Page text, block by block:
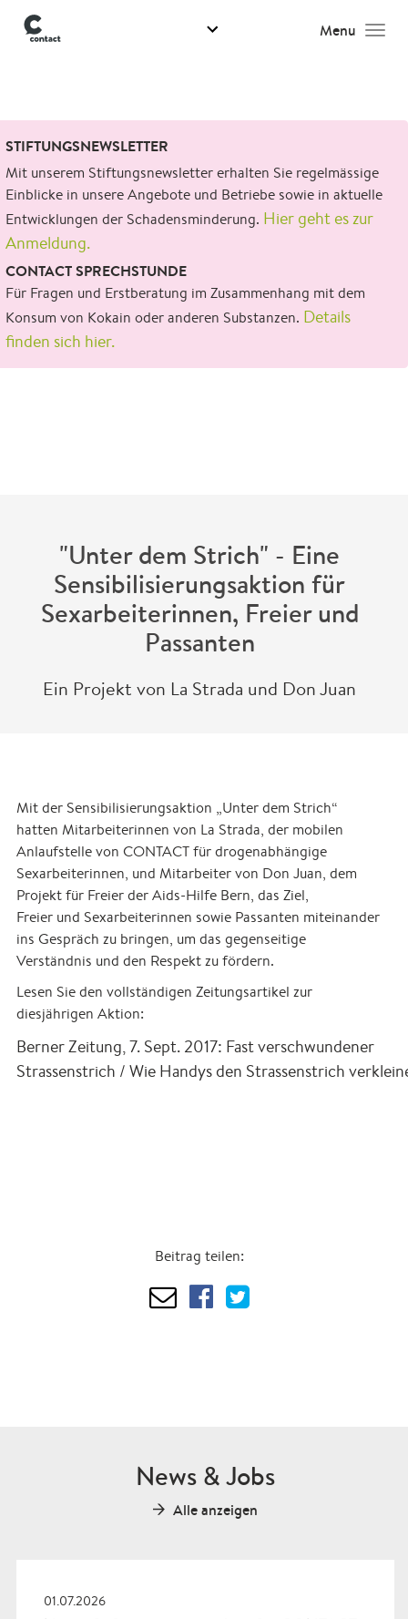
Menu
nach:
STIFTUNGSNEWSLETTER
Mit unserem Stiftungsnewsletter erhalten Sie regelmässige
Einblicke in unsere Angebote und Betriebe sowie in aktuelle
Entwicklungen der Schadensminderung. Hier geht es zur
Anmeldung.
CONTACT SPRECHSTUNDE
Für Fragen und Erstberatung im Zusammenhang mit dem
Konsum von Kokain oder anderen Substanzen. Details
finden sich hier.
"Unter dem Strich" - Eine
Sensibilisierungsaktion für
Sexarbeiterinnen, Freier und
Passanten
Ein Projekt von La Strada und Don Juan
Mit der Sensibilisierungsaktion „Unter dem Strich“
hatten Mitarbeiterinnen von La Strada, der mobilen
Anlaufstelle von CONTACT für drogenabhängige
Sexarbeiterinnen, und Mitarbeiter von Don Juan, dem
Projekt für Freier der Aids-Hilfe Bern, das Ziel,
Freier und Sexarbeiterinnen sowie Passanten miteinander
ins Gespräch zu bringen, um das gegenseitige
Verständnis und den Respekt zu fördern.
Lesen Sie den vollständigen Zeitungsartikel zur
diesjährigen Aktion:
Berner Zeitung, 7. Sept. 2017: Fast verschwundener
Strassenstrich / Wie Handys den Strassenstrich
Beitrag teilen:
News & Jobs
Alle anzeigen
01.07.2026